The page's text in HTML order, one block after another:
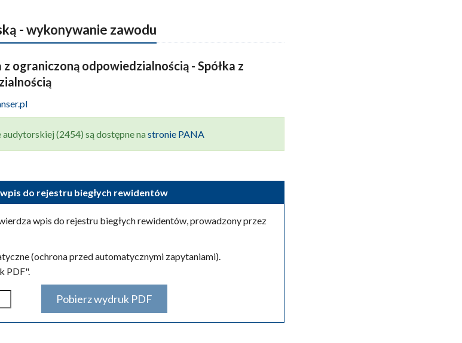
- wykonywanie zawodu
z ograniczoną odpowiedzialnością - Spółka z
(2454) są dostępne nastronie PANA
do rejestru biegłych rewidentów
wpis do rejestru biegłych rewidentów, prowadzony przez
(ochrona przed automatycznymi zapytaniami).
PDF".